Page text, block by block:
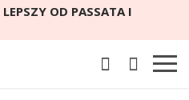
LEPSZY OD PASSATA I